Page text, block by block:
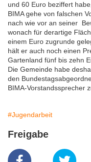
und 60 Euro beziffert
BIMA gehe von falschen
nach wie vor an seiner
wonach für derartige
einem Euro zugrunde
hält er auch noch einen
Gartenland fünf bis zehn
Die Gemeinde habe
den
BIMA-Vorstandssprecher
#Jugendarbeit
Freigabe